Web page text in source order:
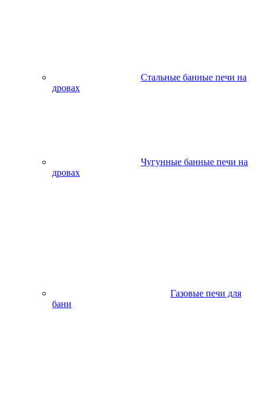
Стальные банные печи на
дровах
Чугунные банные печи на
дровах
Газовые печи для
бани